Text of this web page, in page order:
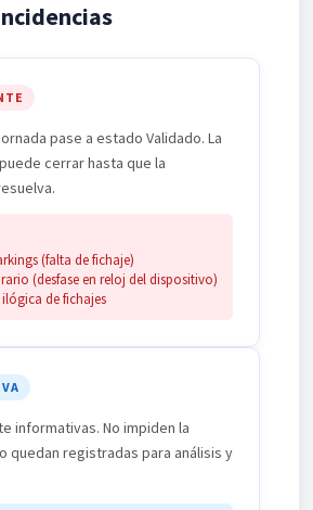
pase a estado Validado. La
cerrar hasta que la
(falta de fichaje)
(desfase en reloj del dispositivo)
ilógica de fichajes
informativas. No impiden la
quedan registradas para análisis y